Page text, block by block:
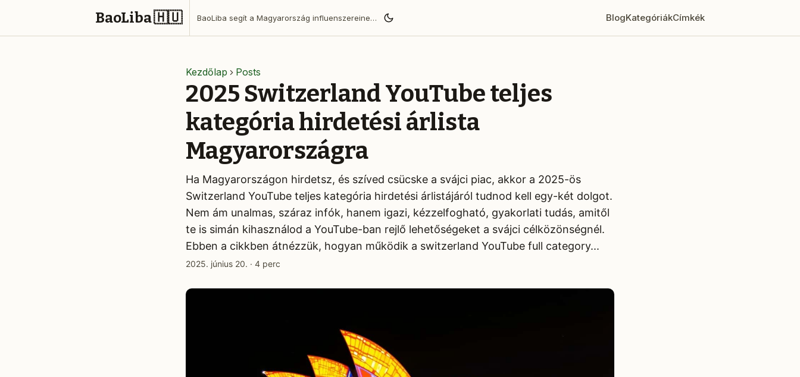
BaoLiba 🇭🇺 BaoLiba segít a Magyarország influenszereinek globális közönséget elérni és megbízható márkapartnerségeket építeni. BlogKategóriákCímkék
Kezdőlap Posts
2025 Switzerland YouTube teljes
kategória hirdetési árlista
Magyarországra
Ha Magyarországon hirdetsz, és szíved csücske a svájci piac, akkor a 2025-ös
Switzerland YouTube teljes kategória hirdetési árlistájáról tudnod kell egy-két dolgot.
Nem ám unalmas, száraz infók, hanem igazi, kézzelfogható, gyakorlati tudás, amitől
te is simán kihasználod a YouTube-ban rejlő lehetőségeket a svájci célközönségnél.
Ebben a cikkben átnézzük, hogyan működik a switzerland YouTube full category...
2025. június 20. · 4 perc